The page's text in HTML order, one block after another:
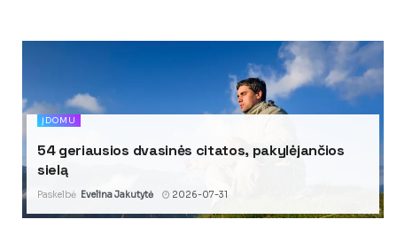
ĮDOMU
54 geriausios dvasinės citatos, pakylėjančios
sielą
Paskelbė Evelina Jakutytė 2026-07-31